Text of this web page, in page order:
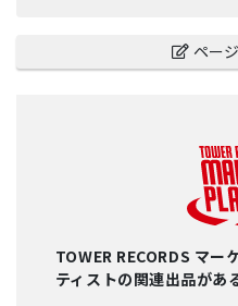
ペー
TOWER RECORDS マー
ティストの関連出品があ